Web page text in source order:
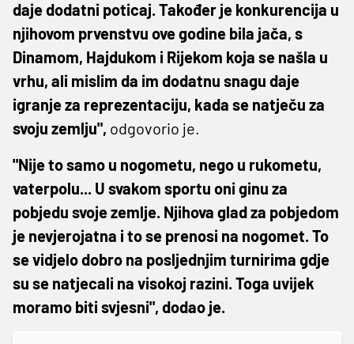
daje dodatni poticaj. Također je konkurencija u
njihovom prvenstvu ove godine bila jača, s
Dinamom, Hajdukom i Rijekom koja se našla u
vrhu, ali mislim da im dodatnu snagu daje
igranje za reprezentaciju, kada se natječu za
svoju zemlju", odgovorio je.
"Nije to samo u nogometu, nego u rukometu,
vaterpolu... U svakom sportu oni ginu za
pobjedu svoje zemlje. Njihova glad za pobjedom
je nevjerojatna i to se prenosi na nogomet. To
se vidjelo dobro na posljednjim turnirima gdje
su se natjecali na visokoj razini. Toga uvijek
moramo biti svjesni", dodao je.